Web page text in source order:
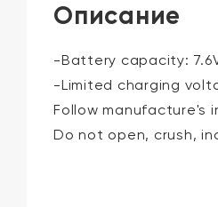
Описание
-Battery capacity:
-Limited charging
Follow manufacture's
Do not open, crush,